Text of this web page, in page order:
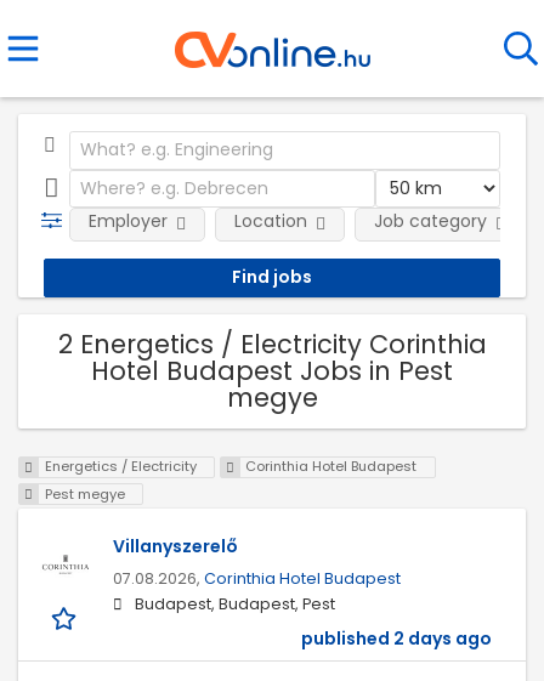
Employer Location Job category
2 Energetics / Electricity Corinthia
Hotel Budapest Jobs in Pest
megye
Energetics / Electricity
Corinthia Hotel Budapest
Pest megye
Villanyszerelő
07.08.2026, Corinthia Hotel Budapest
Budapest, Budapest, Pest
published 2 days ago